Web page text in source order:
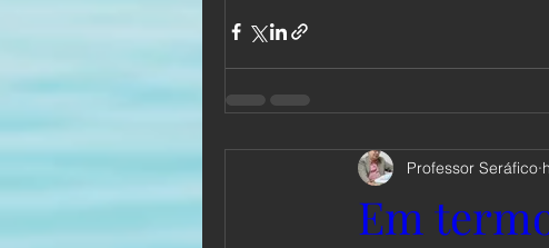
Em
Professor Seráfico